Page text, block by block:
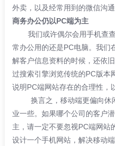
外卖，以及经常用到的微信沟通
商务办公仍以PC端为主
我们或许偶尔会用手机查查
常办公用的还是PC电脑。我们
解客户信息资料的时候，还依
过搜索引擎浏览传统的PC版本
说明PC端网站存在的合理性，
换言之，移动端更偏向休
业一些。如果哪个公司的客户
主，请一定不要忽视PC端网站
设计一个手机网站，解决移动